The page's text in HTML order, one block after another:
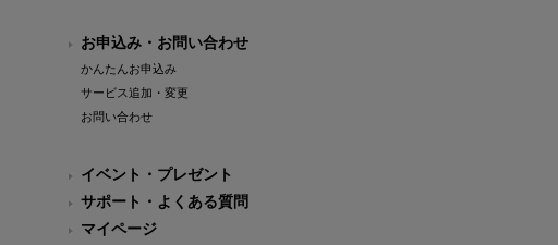
お申込み・お問い合わせ
かんたんお申込み
サービス追加・変更
お問い合わせ
イベント・プレゼント
サポート・よくある質問
マイページ